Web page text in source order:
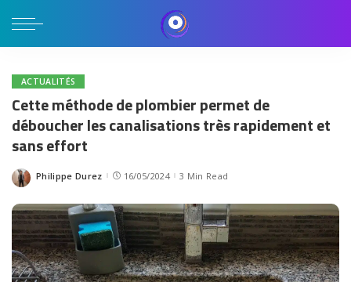
ACTUALITÉS
Cette méthode de plombier permet de
déboucher les canalisations très rapidement et
sans effort
Posted
Philippe Durez 16/05/2024 3 Min Read